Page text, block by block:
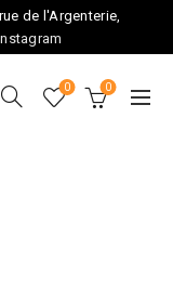
de l'Argenterie,
0 0